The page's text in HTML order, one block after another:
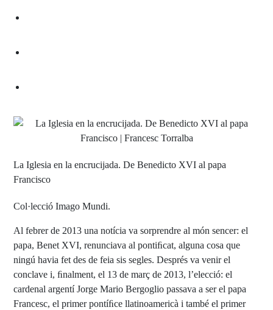
La Iglesia en la encrucijada. De Benedicto XVI al papa
Francisco
Col·lecció Imago Mundi.
Al febrer de 2013 una notícia va sorprendre al món sencer: el
papa, Benet XVI, renunciava al pontiﬁcat, alguna cosa que
ningú havia fet des de feia sis segles. Després va venir el
conclave i, ﬁnalment, el 13 de març de 2013, l’elecció: el
cardenal argentí Jorge Mario Bergoglio passava a ser el papa
Francesc, el primer pontíﬁce llatinoamericà i també el primer